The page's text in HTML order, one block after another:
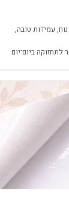
עמידות טובה,
לתחזוקה ביום־יום